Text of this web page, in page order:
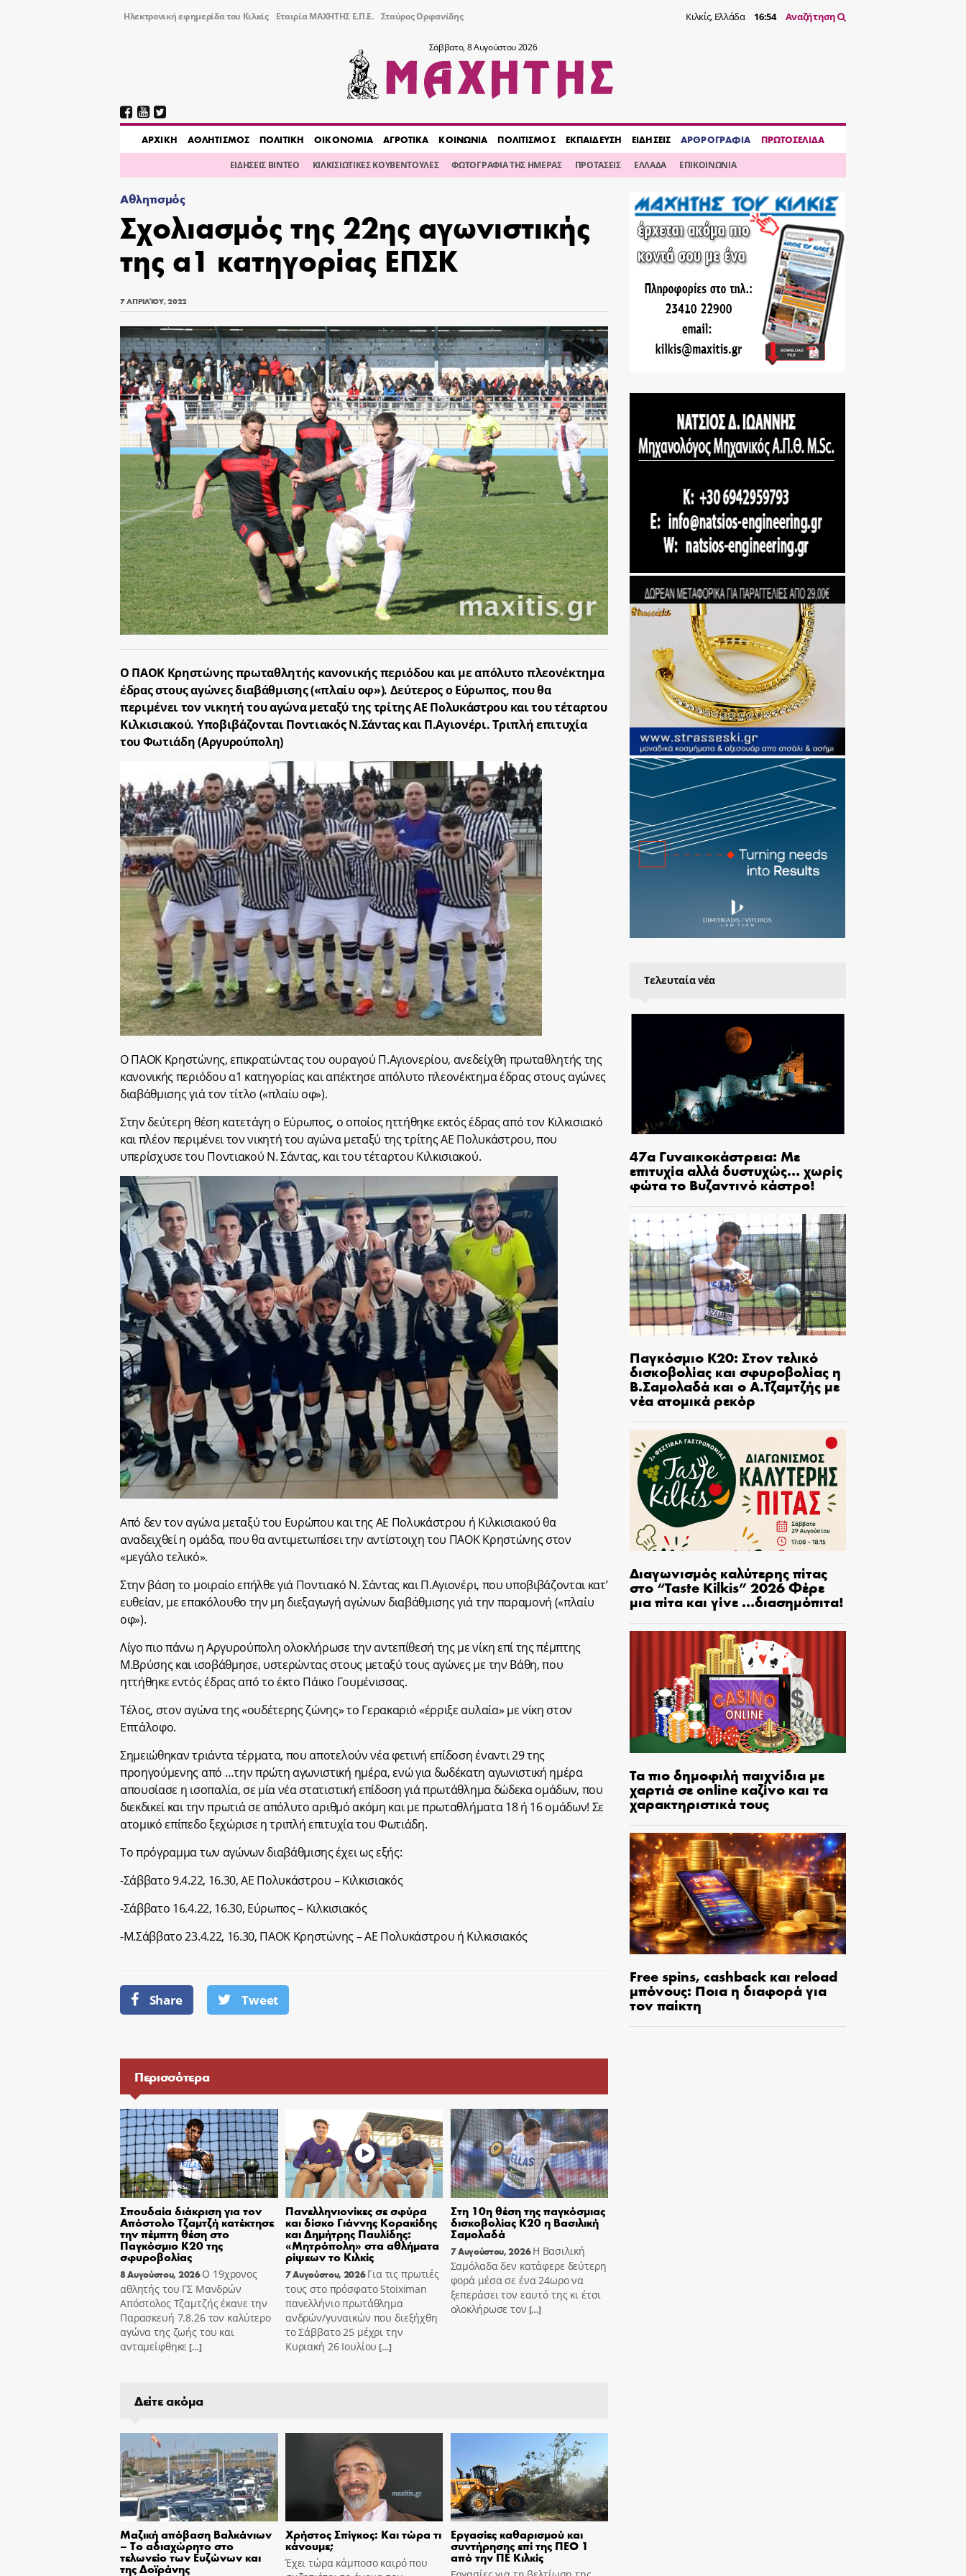
Ηλεκτρονική εφημερίδα του Κιλκίς Εταιρία ΜΑΧΗΤΗΣ Ε.Π.Ε. Σταύρος Ορφανίδης Κιλκίς, Ελλάδα 16:54 Αναζήτηση
Σάββατο, 8 Αυγούστου 2026
AΡΧΙΚΗ ΑΘΛΗΤΙΣΜΟΣ ΠΟΛΙΤΙΚΗ ΟΙΚΟΝΟΜΙΑ ΑΓΡΟΤΙΚΑ ΚΟΙΝΩΝΙΑ ΠΟΛΙΤΙΣΜΟΣ ΕΚΠΑΙΔΕΥΣΗ ΕΙΔΗΣΕΙΣ ΑΡΘΡΟΓΡΑΦΙΑ ΠΡΩΤΟΣΕΛΙΔΑ
ΕΙΔΗΣΕΙΣ ΒΙΝΤΕΟ ΚΙΛΚΙΣΙΩΤΙΚΕΣ ΚΟΥΒΕΝΤΟΥΛΕΣ ΦΩΤΟΓΡΑΦΙΑ ΤΗΣ ΗΜΕΡΑΣ ΠΡΟΤΑΣΕΙΣ ΕΛΛΑΔΑ ΕΠΙΚΟΙΝΩΝΙΑ
Αθλητισμός
Σχολιασμός της 22ης αγωνιστικής
της α1 κατηγορίας ΕΠΣΚ
7 ΑΠΡΙΛΊΟΥ, 2022
Ο ΠΑΟΚ Κρηστώνης πρωταθλητής κανονικής περιόδου και με απόλυτο πλεονέκτημα
έδρας στους αγώνες διαβάθμισης («πλαίυ οφ»). Δεύτερος ο Εύρωπος, που θα
περιμένει τον νικητή του αγώνα μεταξύ της τρίτης ΑΕ Πολυκάστρου και του τέταρτου
Κιλκισιακού. Υποβιβάζονται Ποντιακός Ν.Σάντας και Π.Αγιονέρι. Τριπλή επιτυχία
του Φωτιάδη (Αργυρούπολη)
Ο ΠΑΟΚ Κρηστώνης, επικρατώντας του ουραγού Π.Αγιονερίου, ανεδείχθη πρωταθλητής της
κανονικής περιόδου α1 κατηγορίας και απέκτησε απόλυτο πλεονέκτημα έδρας στους αγώνες
διαβάθμισης γιά τον τίτλο («πλαίυ οφ»).
Στην δεύτερη θέση κατετάγη ο Εύρωπος, ο οποίος ηττήθηκε εκτός έδρας από τον Κιλκισιακό
και πλέον περιμένει τον νικητή του αγώνα μεταξύ της τρίτης ΑΕ Πολυκάστρου, που
υπερίσχυσε του Ποντιακού Ν. Σάντας, και του τέταρτου Κιλκισιακού.
Από δεν τον αγώνα μεταξύ του Ευρώπου και της ΑΕ Πολυκάστρου ή Κιλκισιακού θα
αναδειχθεί η ομάδα, που θα αντιμετωπίσει την αντίστοιχη του ΠΑΟΚ Κρηστώνης στον
«μεγάλο τελικό».
Στην βάση το μοιραίο επήλθε γιά Ποντιακό Ν. Σάντας και Π.Αγιονέρι, που υποβιβάζονται κατ’
ευθείαν, με επακόλουθο την μη διεξαγωγή αγώνων διαβάθμισης γιά την παραμονή («πλαίυ
οφ»).
Λίγο πιο πάνω η Αργυρούπολη ολοκλήρωσε την αντεπίθεσή της με νίκη επί της πέμπτης
Μ.Βρύσης και ισοβάθμησε, υστερώντας στους μεταξύ τους αγώνες με την Βάθη, που
ηττήθηκε εντός έδρας από το έκτο Πάικο Γουμένισσας.
Τέλος, στον αγώνα της «ουδέτερης ζώνης» το Γερακαριό «έρριξε αυλαία» με νίκη στον
Επτάλοφο.
Σημειώθηκαν τριάντα τέρματα, που αποτελούν νέα φετινή επίδοση έναντι 29 της
προηγούμενης από …την πρώτη αγωνιστική ημέρα, ενώ για δωδέκατη αγωνιστική ημέρα
απουσίασε η ισοπαλία, σε μία νέα στατιστική επίδοση γιά πρωτάθλημα δώδεκα ομάδων, που
διεκδικεί και την πρωτιά σε απόλυτο αριθμό ακόμη και με πρωταθλήματα 18 ή 16 ομάδων! Σε
ατομικό επίπεδο ξεχώρισε η τριπλή επιτυχία του Φωτιάδη.
Το πρόγραμμα των αγώνων διαβάθμισης έχει ως εξής:
-Σάββατο 9.4.22, 16.30, ΑΕ Πολυκάστρου – Κιλκισιακός
-Σάββατο 16.4.22, 16.30, Εύρωπος – Κιλκισιακός
-Μ.Σάββατο 23.4.22, 16.30, ΠΑΟΚ Κρηστώνης – ΑΕ Πολυκάστρου ή Κιλκισιακός
Share Tweet
Περισσότερα
Σπουδαία διάκριση για τον
Απόστολο Τζαμτζή κατέκτησε
την πέμπτη θέση στο
Παγκόσμιο Κ20 της
σφυροβολίας
8 Αυγούστου, 2026Ο 19χρονος
αθλητής του ΓΣ Μανδρών
Απόστολος Τζαμτζής έκανε την
Παρασκευή 7.8.26 τον καλύτερο
αγώνα της ζωής του και
ανταμείφθηκε […]
Πανελληνιονίκες σε σφύρα
και δίσκο Γιάννης Κορακίδης
και Δημήτρης Παυλίδης:
«Μητρόπολη» στα αθλήματα
ρίψεων το Κιλκίς
7 Αυγούστου, 2026 Για τις πρωτιές
τους στο πρόσφατο Stoiximan
πανελλήνιο πρωτάθλημα
ανδρών/γυναικών που διεξήχθη
το Σάββατο 25 μέχρι την
Κυριακή 26 Ιουλίου […]
Στη 10η θέση της παγκόσμιας
δισκοβολίας Κ20 η Βασιλική
Σαμολαδά
7 Αυγούστου, 2026 Η Βασιλική
Σαμόλαδα δεν κατάφερε δεύτερη
φορά μέσα σε ένα 24ωρο να
ξεπεράσει τον εαυτό της κι έτσι
ολοκλήρωσε τον […]
Δείτε ακόμα
Μαζική απόβαση Βαλκάνιων
– Το αδιαχώρητο στο
τελωνείο των Ευζώνων και
της Δοϊράνης
Χρήστος Σπίγκος: Και τώρα τι
κάνουμε;
Έχει τώρα κάμποσο καιρό που
Εργασίες καθαρισμού και
συντήρησης επί της ΠΕΟ 1
από την ΠΕ Κιλκίς
Τελευταία νέα
47α Γυναικοκάστρεια: Με
επιτυχία αλλά δυστυχώς… χωρίς
φώτα το Βυζαντινό κάστρο!
Παγκόσμιο Κ20: Στον τελικό
δισκοβολίας και σφυροβολίας η
Β.Σαμολαδά και ο Α.Τζαμτζής με
νέα ατομικά ρεκόρ
Διαγωνισμός καλύτερης πίτας
στο “Taste Kilkis” 2026 Φέρε
μια πίτα και γίνε …διασημόπιτα!
Τα πιο δημοφιλή παιχνίδια με
χαρτιά σε online καζίνο και τα
χαρακτηριστικά τους
Free spins, cashback και reload
μπόνους: Ποια η διαφορά για
τον παίκτη